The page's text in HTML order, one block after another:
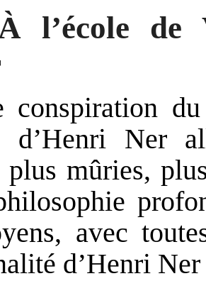
l’école de
conspiration
d’Henri Ner
mûries,
avec
d’Henri